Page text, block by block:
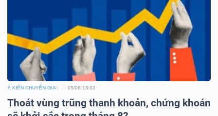
Ý KIẾN CHUYÊN GIA 05/08 13:02
Thoát vùng trũng thanh khoản, chứng khoán
Dịch
vụ
Đào